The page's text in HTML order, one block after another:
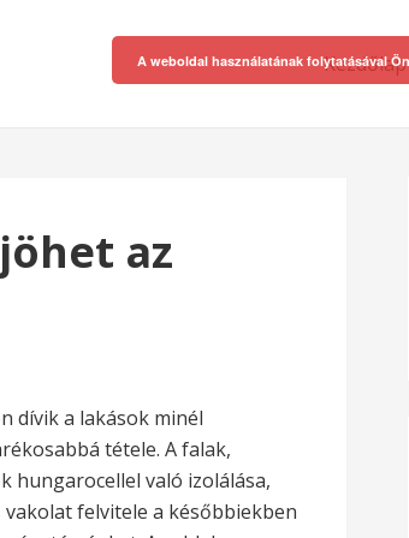
Kezdőlap
az
dívik a lakások minél
tétele. A falak,
hungarocellel való izolálása,
vakolat felvitele a későbbiekben
A weboldal használatának folytatásával